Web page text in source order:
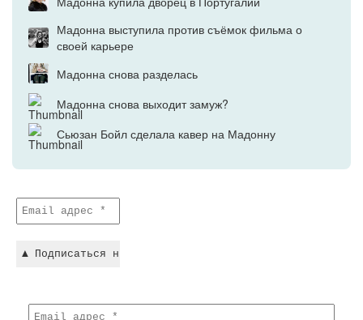
Мадонна выступила против съёмок фильма о
своей карьере
Мадонна снова разделась
Мадонна снова выходит замуж?
Сьюзан Бойл сделала кавер на Мадонну